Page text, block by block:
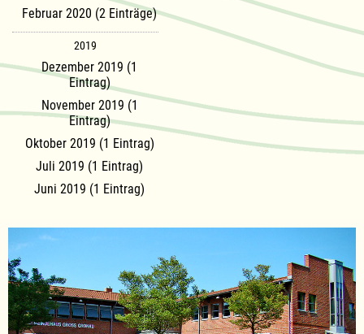
Februar 2020 (2 Einträge)
2019
Dezember 2019 (1
Eintrag)
November 2019 (1
Eintrag)
Oktober 2019 (1 Eintrag)
Juli 2019 (1 Eintrag)
Juni 2019 (1 Eintrag)